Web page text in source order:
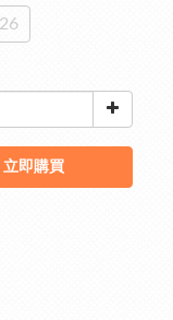
26
立即購買